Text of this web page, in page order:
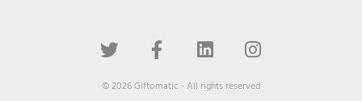
© 2026 Giftomatic - All rights reserved